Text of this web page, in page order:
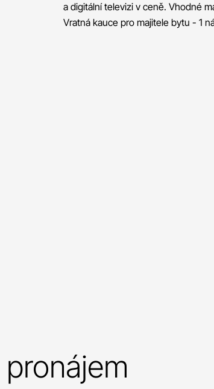
a digitální televizi v ceně. Vhodné
Vratná kauce pro majitele bytu - 1